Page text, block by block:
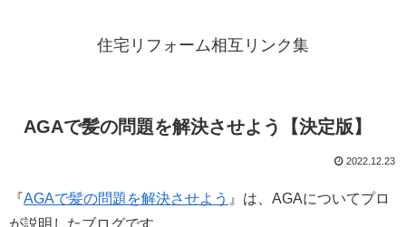
住宅リフォーム相互リンク集
AGAで髪の問題を解決させよう【決定版】
2022.12.23
『AGAで髪の問題を解決させよう 』は、AGAについてプロ
が説明したブログです。